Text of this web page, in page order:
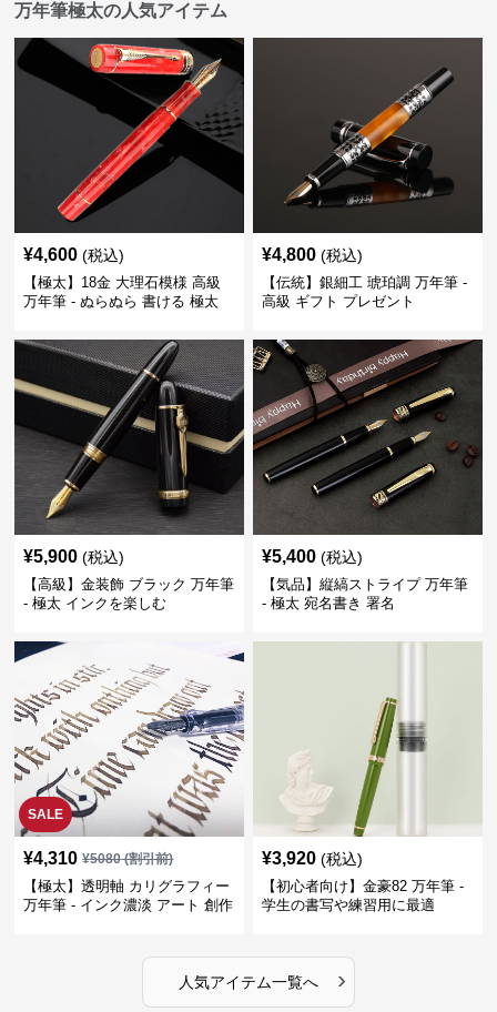
万年筆極太の人気アイテム
¥4,600 (税込)
【極太】18金 大理石模様 高級
万年筆 - ぬらぬら 書ける 極太
¥4,800 (税込)
【伝統】銀細工 琥珀調 万年筆 -
高級 ギフト プレゼント
¥5,900 (税込)
【高級】金装飾 ブラック 万年筆
- 極太 インクを楽しむ
¥5,400 (税込)
【気品】縦縞ストライプ 万年筆
- 極太 宛名書き 署名
SALE
¥4,310 ¥5080(割引前)
【極太】透明軸 カリグラフィー
万年筆 - インク濃淡 アート 創作
¥3,920 (税込)
【初心者向け】金豪82 万年筆 -
学生の書写や練習用に最適
人気アイテム一覧へ ›